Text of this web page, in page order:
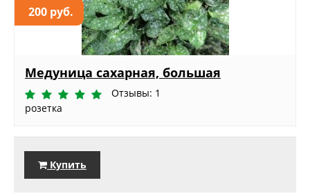
200 руб.
Медуница сахарная, большая
Отзывы: 1
розетка
Купить